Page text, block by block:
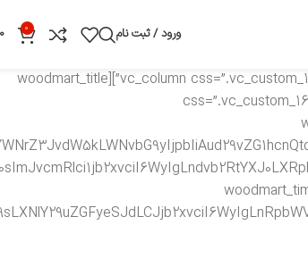
ورود / ثبت نام 0
0
[vc_row css=”.vc_custom_1535524078818{margin-bottom: 8vh !important;}”][vc_column css=”.vc_custom_1508143071646{padding-top: 0px !important;}”][woodmart_title
”